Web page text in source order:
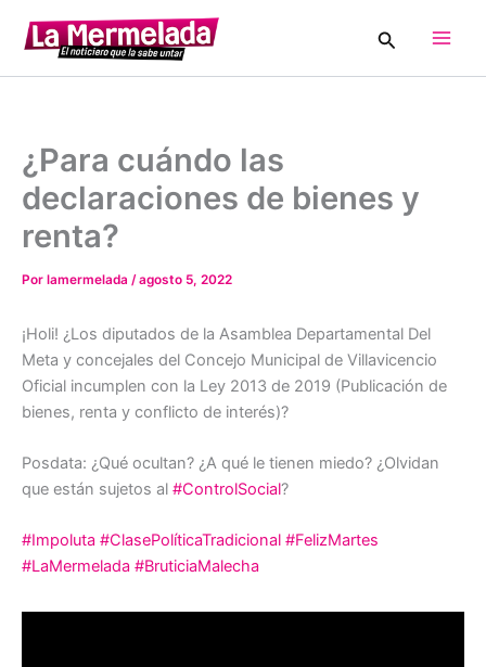
contenido
Buscar
¿Para cuándo las
declaraciones de bienes y
renta?
Por lamermelada /agosto 5, 2022
¡Holi! ¿Los diputados de la Asamblea Departamental Del
Meta y concejales del Concejo Municipal de Villavicencio
Oficial incumplen con la Ley 2013 de 2019 (Publicación de
bienes, renta y conflicto de interés)?
Posdata: ¿Qué ocultan? ¿A qué le tienen miedo? ¿Olvidan
que están sujetos al #ControlSocial?
#Impoluta #ClasePolíticaTradicional #FelizMartes
#LaMermelada #BruticiaMalecha